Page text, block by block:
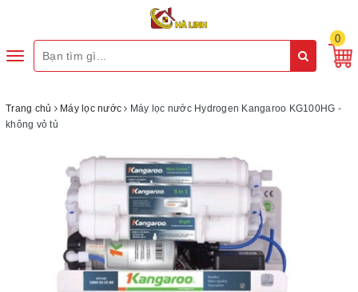
Toggle
0
Trang chủ Máy lọc nước
Máy lọc nước Hydrogen Kangaroo KG100HG -
không vỏ tủ